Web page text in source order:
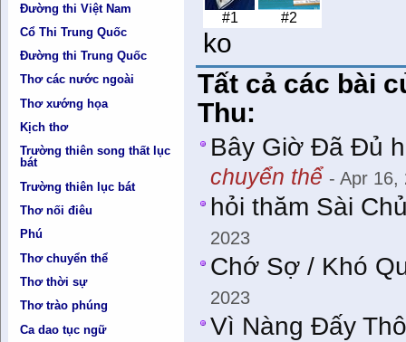
Đường thi Việt Nam
Cổ Thi Trung Quốc
Đường thi Trung Quốc
Thơ các nước ngoài
Thơ xướng họa
Kịch thơ
Trường thiên song thất lục
bát
Trường thiên lục bát
Thơ nối điêu
Phú
Thơ chuyển thể
Thơ thời sự
Thơ trào phúng
Ca dao tục ngữ
#1 #2
ko
Tất cả các bài
Thu:
Bây Giờ Ðã Ðủ
chuyển thể - Apr 16,
hỏi thăm Sài
2023
Chớ Sợ / Khó
2023
Vì Nàng Ðấy